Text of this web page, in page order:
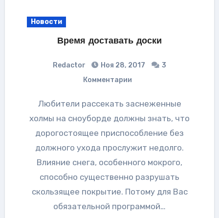
Новости
Время доставать доски
Redactor Ноя 28, 2017
3
Комментарии
Любители рассекать заснеженные
холмы на сноуборде должны знать, что
дорогостоящее приспособление без
должного ухода прослужит недолго.
Влияние снега, особенного мокрого,
способно существенно разрушать
скользящее покрытие. Потому для Вас
обязательной программой…